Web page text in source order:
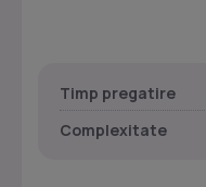
Timp pregatire
Complexitate